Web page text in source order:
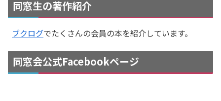
同窓生の著作紹介
ブクログでたくさんの会員の本を紹介しています。
同窓会公式Facebookページ